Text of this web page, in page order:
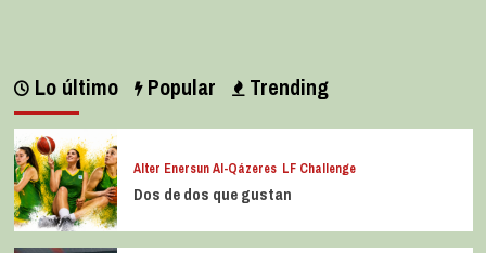
Lo último Popular Trending
Alter Enersun Al-Qázeres LF Challenge
Dos de dos que gustan